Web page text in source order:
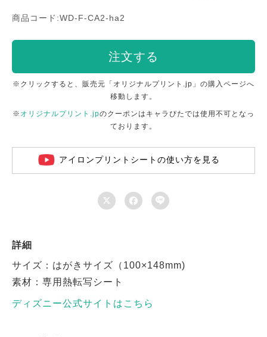
商品コード:WD-F-CA2-ha2
注文する
※クリックすると、販売元「オリジナルプリント.jp」の購入ページへ
移動します。
※ オリジナルプリント.jpのクーポンはキャラぴたでは使用不可となっ
ております。
アイロンプリントシートの使い方を見る
  
詳細
サイズ：はがきサイズ（100×148mm)
素材：専用熱転写シート
ディズニー公式サイトはこちら